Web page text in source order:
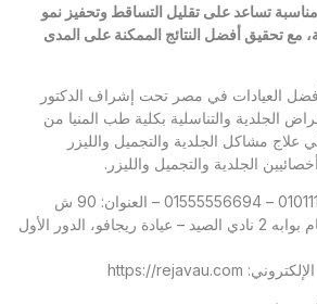
تساعد على تقليل التساقط وتحفيز نمو
مع تحقيق أفضل النتائج الممكنة على المدى
العيادات في مصر تحت إشراف الدكتور
الجلدية والتناسلية بكلية طب المنيا من
مشاكل الجلدية والتجميل والليزر
الجلدية والتجميل والليزر.
للحجز والاستعلام: 01011121127 – 01555556694 – العنوان: 90 ش
محيي الدين أبو العز – أمام بوابه 2 نادي الصيد – عيادة ريجافو، الدور الأول
https://rejavau.com